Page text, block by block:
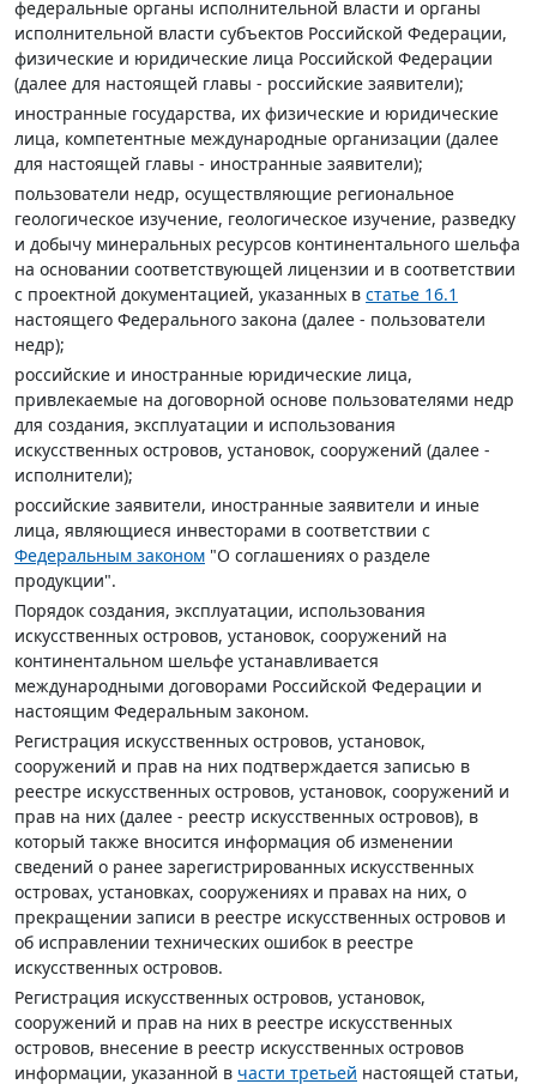
федеральные органы исполнительной власти и органы
исполнительной власти субъектов Российской Федерации,
физические и юридические лица Российской Федерации
(далее для настоящей главы - российские заявители);
иностранные государства, их физические и юридические
лица, компетентные международные организации (далее
для настоящей главы - иностранные заявители);
пользователи недр, осуществляющие региональное
геологическое изучение, геологическое изучение, разведку
и добычу минеральных ресурсов континентального шельфа
на основании соответствующей лицензии и в соответствии
с проектной документацией, указанных в статье 16.1
настоящего Федерального закона (далее - пользователи
недр);
российские и иностранные юридические лица,
привлекаемые на договорной основе пользователями недр
для создания, эксплуатации и использования
искусственных островов, установок, сооружений (далее -
исполнители);
российские заявители, иностранные заявители и иные
лица, являющиеся инвесторами в соответствии с
Федеральным законом "О соглашениях о разделе
продукции".
Порядок создания, эксплуатации, использования
искусственных островов, установок, сооружений на
континентальном шельфе устанавливается
международными договорами Российской Федерации и
настоящим Федеральным законом.
Регистрация искусственных островов, установок,
сооружений и прав на них подтверждается записью в
реестре искусственных островов, установок, сооружений и
прав на них (далее - реестр искусственных островов), в
который также вносится информация об изменении
сведений о ранее зарегистрированных искусственных
островах, установках, сооружениях и правах на них, о
прекращении записи в реестре искусственных островов и
об исправлении технических ошибок в реестре
искусственных островов.
Регистрация искусственных островов, установок,
сооружений и прав на них в реестре искусственных
островов, внесение в реестр искусственных островов
информации, указанной в части третьей настоящей статьи,